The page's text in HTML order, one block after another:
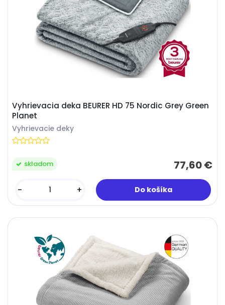
Vyhrievacia deka BEURER HD 75 Nordic Grey Green
Planet
Vyhrievacie deky
77,60 €
skladom
- +